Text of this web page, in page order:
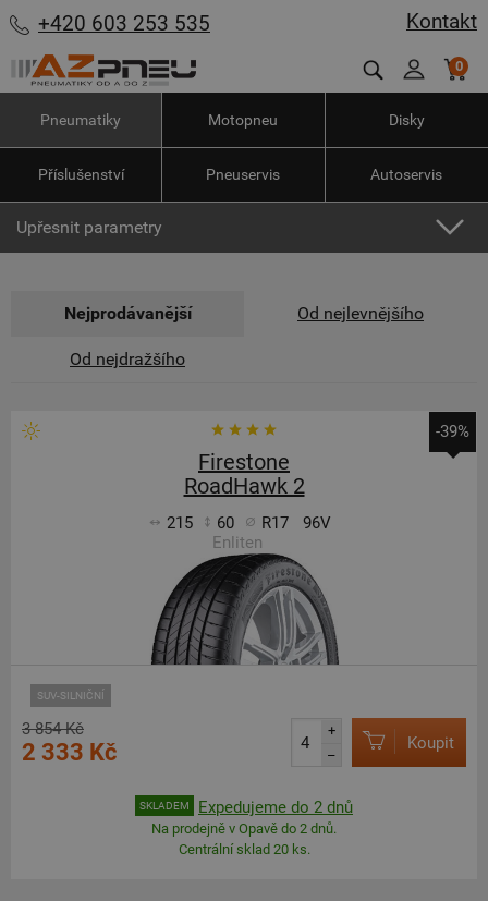
Kontakt
+420 603 253 535
0
Pneumatiky Motopneu Disky
Příslušenství Pneuservis Autoservis
Upřesnit parametry
Nejprodávanější Od nejlevnějšího
Od nejdražšího
-39%
Firestone
RoadHawk 2
215 60 R17
96V
Enliten
SUV-SILNIČNÍ
3 854 Kč
2 333 Kč
+
–
Koupit
SKLADEM Expedujeme do 2 dnů
Na prodejně v Opavě do 2 dnů.
Centrální sklad 20 ks.